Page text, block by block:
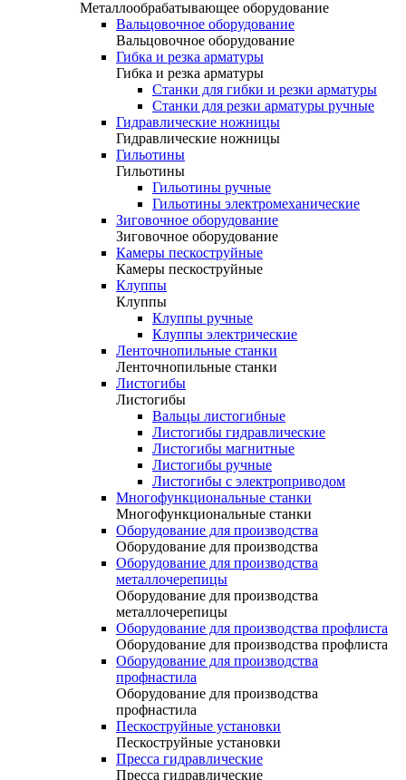
Металлообрабатывающее оборудование
Вальцовочное оборудование
Вальцовочное оборудование
Гибка и резка арматуры
Гибка и резка арматуры
Станки для гибки и резки арматуры
Станки для резки арматуры ручные
Гидравлические ножницы
Гидравлические ножницы
Гильотины
Гильотины
Гильотины ручные
Гильотины электромеханические
Зиговочное оборудование
Зиговочное оборудование
Камеры пескоструйные
Камеры пескоструйные
Клуппы
Клуппы
Клуппы ручные
Клуппы электрические
Ленточнопильные станки
Ленточнопильные станки
Листогибы
Листогибы
Вальцы листогибные
Листогибы гидравлические
Листогибы магнитные
Листогибы ручные
Листогибы с электроприводом
Многофункциональные станки
Многофункциональные станки
Оборудование для производства
Оборудование для производства
Оборудование для производства
металлочерепицы
Оборудование для производства
металлочерепицы
Оборудование для производства профлиста
Оборудование для производства профлиста
Оборудование для производства
профнастила
Оборудование для производства
профнастила
Пескоструйные установки
Пескоструйные установки
Пресса гидравлические
Пресса гидравлические